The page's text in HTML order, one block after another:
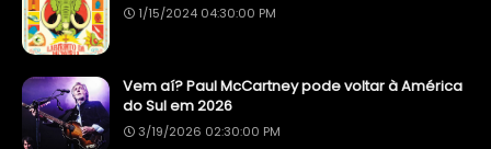
1/15/2024 04:30:00 PM
Vem aí? Paul McCartney pode voltar à América
do Sul em 2026
3/19/2026 02:30:00 PM